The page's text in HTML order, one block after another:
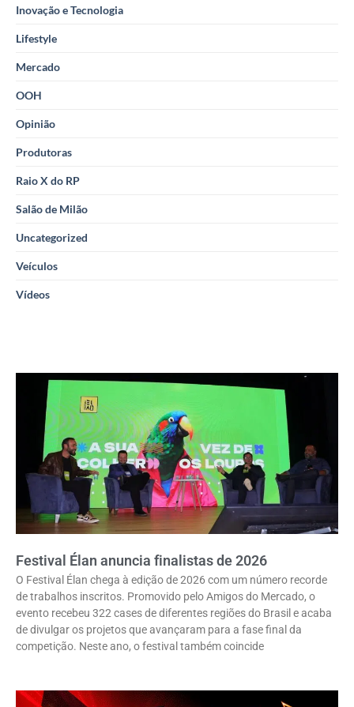
Inovação e Tecnologia
Lifestyle
Mercado
OOH
Opinião
Produtoras
Raio X do RP
Salão de Milão
Uncategorized
Veículos
Vídeos
Festival Élan anuncia finalistas de 2026
O Festival Élan chega à edição de 2026 com um número recorde
de trabalhos inscritos. Promovido pelo Amigos do Mercado, o
evento recebeu 322 cases de diferentes regiões do Brasil e acaba
de divulgar os projetos que avançaram para a fase final da
competição. Neste ano, o festival também coincide